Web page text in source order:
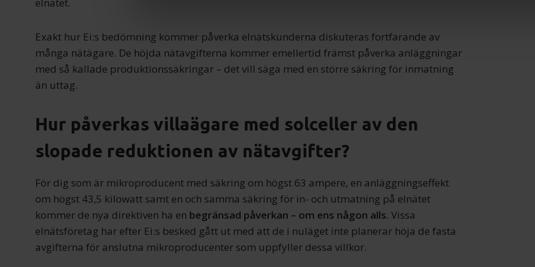
till de sociala medier och annons- och analysföretag som vi samarbetar med. Dessa kan i sin
med annan information som du har tillhandahållit eller som de har samlat in när du har använt
Exakt hur Ei:s bedömning kommer påverka elnätskunderna diskuteras fortfarande av
många nätägare. De höjda nätavgifterna kommer emellertid främst påverka anläggningar
med så kallade produktionssäkringar – det vill säga med en större säkring för inmatning
än uttag.
Hur påverkas villaägare med solceller av den
slopade reduktionen av nätavgifter?
För dig som är mikroproducent med säkring om högst 63 ampere, en anläggningseffekt
om högst 43,5 kilowatt samt en och samma säkring för in- och utmatning på elnätet
kommer de nya direktiven ha en begränsad påverkan – om ens någon alls. Vissa
elnätsföretag har efter Ei:s besked gått ut med att de i nuläget inte planerar höja de fasta
avgifterna för anslutna mikroproducenter som uppfyller dessa villkor.